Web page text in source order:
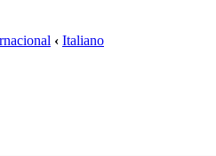
‹ Italiano